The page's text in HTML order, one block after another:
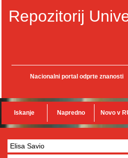
Repozitorij
Nacionalni portal odprte znanosti
Iskanje Napredno Novo v